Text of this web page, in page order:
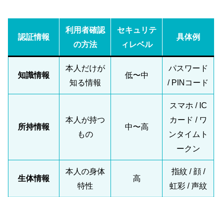
認証情報
利用者確認
の方法
セキュリテ
ィレベル
具体例
知識情報
本人だけが
知る情報
低〜中
パスワード
/ PINコード
所持情報
本人が持つ
もの
中〜高
スマホ / IC
カード / ワ
ンタイムト
ークン
生体情報
本人の身体
特性
高
指紋 / 顔 /
虹彩 / 声紋